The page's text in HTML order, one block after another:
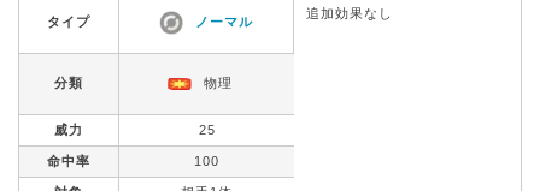
タイプ ノーマル
追加効果なし
分類 物理
威力 25
命中率 100